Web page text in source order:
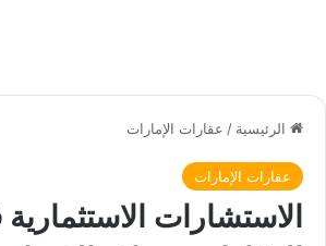
الرئيسية / عقارات الإمارات
عقارات الإمارات
الاستشارات